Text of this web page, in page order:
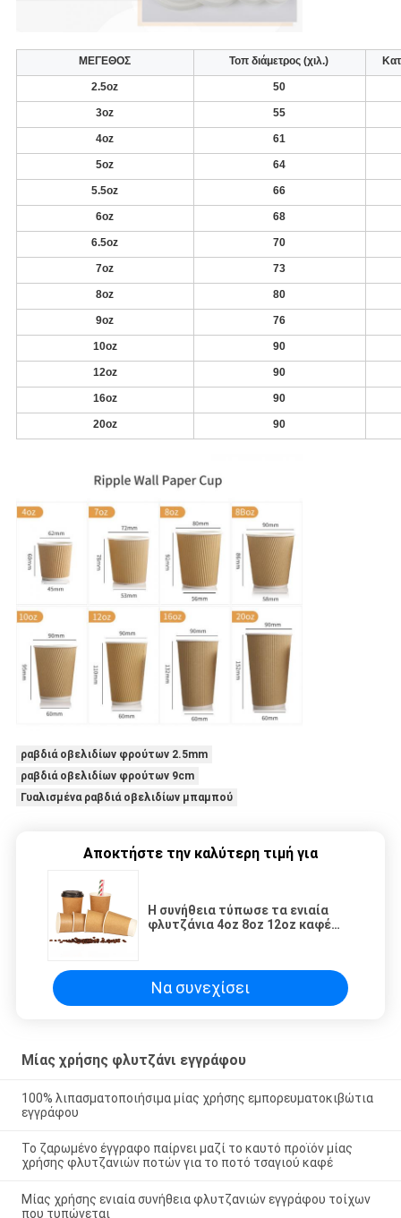
ΜΕΓΕΘΟΣ Τοπ διάμετρος (χιλ.)
2.5oz 50
3oz 55
4oz 61
5oz 64
5.5oz 66
6oz 68
6.5oz 70
7oz 73
8oz 80
9oz 76
10oz 90
12oz 90
16oz 90
20oz 90
ραβδιά οβελιδίων φρούτων 2.5mm
ραβδιά οβελιδίων φρούτων 9cm
Γυαλισμένα ραβδιά οβελιδίων μπαμπού
Αποκτήστε την καλύτερη τιμή για
Η συνήθεια τύπωσε τα ενιαία
φλυτζάνια 4oz 8oz 12oz καφέ
Να συνεχίσει
Μίας χρήσης φλυτζάνι εγγράφου
100% λιπασματοποιήσιμα μίας χρήσης εμπορευματοκιβώτια
εγγράφου
Το ζαρωμένο έγγραφο παίρνει μαζί το καυτό προϊόν μίας
χρήσης φλυτζανιών ποτών για το ποτό τσαγιού καφέ
Μίας χρήσης ενιαία συνήθεια φλυτζανιών εγγράφου τοίχων
που τυπώνεται